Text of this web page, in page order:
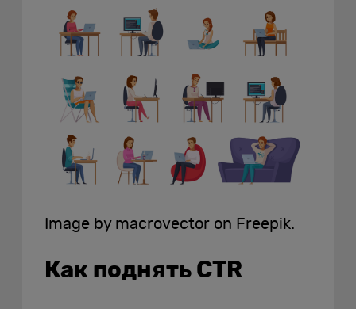
Image by macrovector on Freepik.
Как поднять CTR